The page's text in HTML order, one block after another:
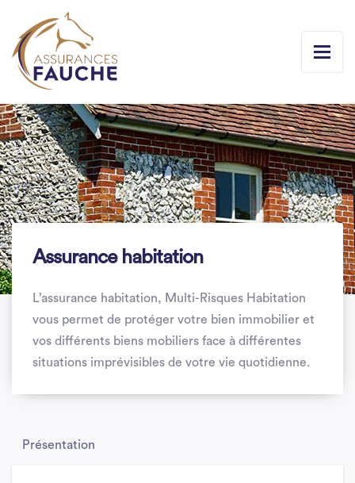
Assurance habitation
L’assurance habitation, Multi-Risques Habitation
vous permet de protéger votre bien immobilier et
vos différents biens mobiliers face à différentes
situations imprévisibles de votre vie quotidienne.
Présentation